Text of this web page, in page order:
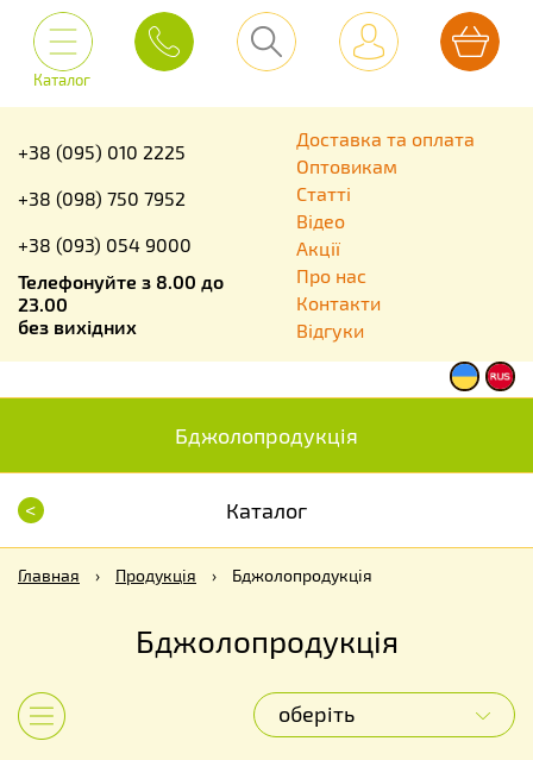
Каталог
+38 (095) 010 2225
+38 (098) 750 7952
+38 (093) 054 9000
Телефонуйте з 8.00 до
23.00
без вихідних
Доставка та оплата
Оптовикам
Статті
Відео
Акції
Про нас
Контакти
Відгуки
Бджолопродукція
< Каталог
Главная › Продукція › Бджолопродукція
Бджолопродукція
оберіть